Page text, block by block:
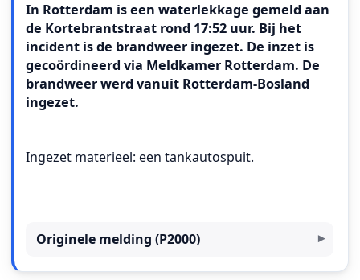
In Rotterdam is een waterlekkage gemeld aan
de Kortebrantstraat rond 17:52 uur. Bij het
incident is de brandweer ingezet. De inzet is
gecoördineerd via Meldkamer Rotterdam. De
brandweer werd vanuit Rotterdam-Bosland
ingezet.
Ingezet materieel: een tankautospuit.
Originele melding (P2000)